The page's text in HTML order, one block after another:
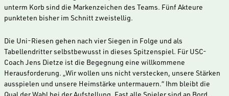
unterm Korb sind die Markenzeichen des Teams. Fünf Akteure
punkteten bisher im Schnitt zweistellig.
Die Uni-Riesen gehen nach vier Siegen in Folge und als
Tabellendritter selbstbewusst in dieses Spitzenspiel. Für USC-
Coach Jens Dietze ist die Begegnung eine willkommene
Herausforderung. „Wir wollen uns nicht verstecken, unsere Stärken
ausspielen und unsere Heimstärke untermauern.“ Ihm bleibt die
Qual der Wahl bei der Aufstellung. Fast alle Spieler sind an Bord.